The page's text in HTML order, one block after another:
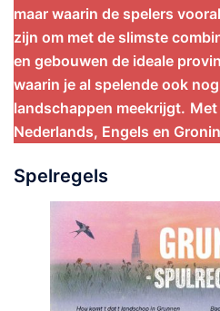
maar waarin de spelers
zijn om met de slimste
en gebouwen de ideale
waarin je al spelende ook
landschappen meekrijgt.
Nederlands, Engels en
Spelregels